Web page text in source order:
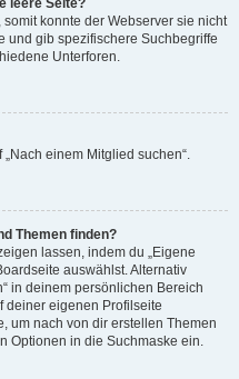
leere Seite?
konnte der Webserver sie nicht
und gib spezifischere Suchbegriffe
Unterforen.
einem Mitglied suchen“.
Themen finden?
lassen, indem du „Eigene
auswählst. Alternativ
in deinem persönlichen Bereich
deiner eigenen Profilseite
um nach von dir erstellen Themen
Optionen in die Suchmaske ein.